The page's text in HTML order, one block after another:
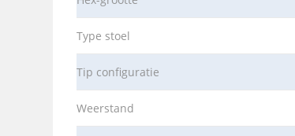
Type stoel
Tip configuratie
Weerstand